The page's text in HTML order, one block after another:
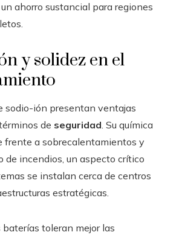
ahorro sustancial para regiones
y solidez en el
sodio-ión presentan ventajas
de seguridad. Su química
frente a sobrecalentamientos y
de incendios, un aspecto crítico
se instalan cerca de centros
estratégicas.
toleran mejor las